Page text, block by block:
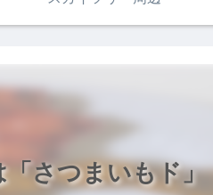
さつまいもド」